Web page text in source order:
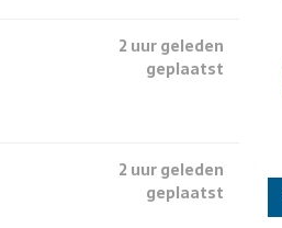
2 uur geleden
geplaatst
2 uur geleden
geplaatst